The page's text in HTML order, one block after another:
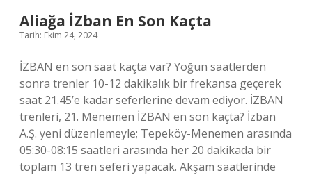
Aliağa İZban En Son Kaçta
Tarih: Ekim 24, 2024
İZBAN en son saat kaçta var? Yoğun saatlerden
sonra trenler 10-12 dakikalık bir frekansa geçerek
saat 21.45’e kadar seferlerine devam ediyor. İZBAN
trenleri, 21. Menemen İZBAN en son kaçta? İzban
A.Ş. yeni düzenlemeyle; Tepeköy-Menemen arasında
05:30-08:15 saatleri arasında her 20 dakikada bir
toplam 13 tren seferi yapacak. Akşam saatlerinde